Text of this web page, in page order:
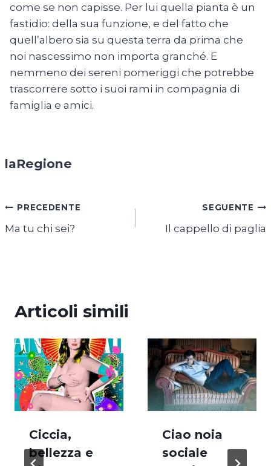
come se non capisse. Per lui quella pianta è un
fastidio: della sua funzione, e del fatto che
quell’albero sia su questa terra da prima che
noi nascessimo non importa granché. E
nemmeno dei sereni pomeriggi che potrebbe
trascorrere sotto i suoi rami in compagnia di
famiglia e amici.
laRegione
Navigazione
articoli
PRECEDENTE
Ma tu chi sei?
SEGUENTE
Il cappello di paglia
Articoli simili
Ciccia,
bellezza e
Ciao noia
sociale